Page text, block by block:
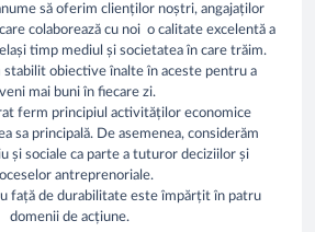
să oferim clienților noștri, angajaților
colaborează cu noi o calitate excelentă a
timp mediul și societatea în care trăim.
stabilit obiective înalte în aceste pentru a
mai buni în fiecare zi.
ferm principiul activităților economice
sa principală. De asemenea, considerăm
și sociale ca parte a tuturor deciziilor și
antreprenoriale.
față de durabilitate este împărțit în patru
domenii de acțiune.